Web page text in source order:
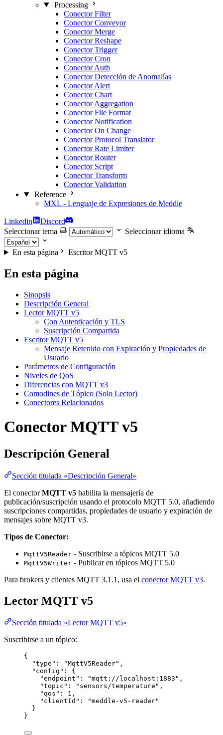
Processing
Conector Filter
Conector Conveyor
Conector Merge
Conector Reshape
Conector Trigger
Conector Cron
Conector Auth
Conector Detección de Anomalías
Conector Alert
Conector Chart
Conector Aggregation
Conector File Format
Conector Notification
Conector On Change
Conector Protocol Translator
Conector Rate Limiter
Conector Router
Conector Script
Conector Transform
Conector Validation
Reference
MXL - Lenguaje de Expresiones de Meddle
Linkedin
Discord
Seleccionar tema
Seleccionar idioma
En esta página Escritor MQTT v5
En esta página
Sinopsis
Descripción General
Lector MQTT v5
Con Autenticación y TLS
Suscripción Compartida
Escritor MQTT v5
Mensaje Retenido con Expiración y Propiedades de
Usuario
Parámetros de Configuración
Niveles de QoS
Diferencias con MQTT v3
Comodines de Tópico (Solo Lector)
Conectores Relacionados
Conector MQTT v5
Descripción General
Sección titulada «Descripción General»
El conectorMQTT v5 habilita la mensajería de
publicación/suscripción usando el protocolo MQTT 5.0, añadiendo
suscripciones compartidas, propiedades de usuario y expiración de
mensajes sobre MQTT v3.
Tipos de Conector:
MqttV5Reader - Suscribirse a tópicos MQTT 5.0
MqttV5Writer - Publicar en tópicos MQTT 5.0
Para brokers y clientes MQTT 3.1.1, usa el conector MQTT v3.
Lector MQTT v5
Sección titulada «Lector MQTT v5»
Suscribirse a un tópico:
{
"type" : "MqttV5Reader" ,
"config" : {
"endpoint" : "mqtt://localhost:1883 " ,
"topic" : " sensors/temperature " ,
"qos" : 1 ,
"clientId" : "meddle-v5-reader"
}
}